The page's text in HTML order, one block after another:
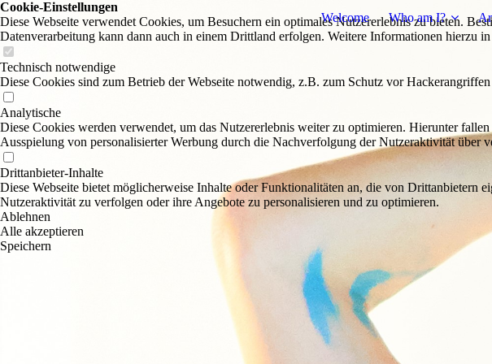
Welcome Who am I?
Cookie-Einstellungen
Diese Webseite verwendet Cookies, um Besuchern ein optimales Nutzererlebnis zu bieten.
Datenverarbeitung kann dann auch in einem Drittland erfolgen. Weitere Informationen hierzu
Technisch notwendige
Diese Cookies sind zum Betrieb der Webseite notwendig, z.B. zum Schutz vor
Analytische
Diese Cookies werden verwendet, um das Nutzererlebnis weiter zu optimieren. Hierunter
Ausspielung von personalisierter Werbung durch die Nachverfolgung der Nutzeraktivität über
Drittanbieter-Inhalte
Diese Webseite bietet möglicherweise Inhalte oder Funktionalitäten an, die von
Nutzeraktivität zu verfolgen oder ihre Angebote zu personalisieren und zu optimieren.
Ablehnen
Alle akzeptieren
Speichern